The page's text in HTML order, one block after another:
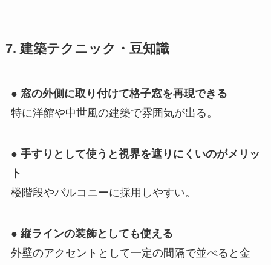
7. 建築テクニック・豆知識
● 窓の外側に取り付けて格子窓を再現できる
特に洋館や中世風の建築で雰囲気が出る。
● 手すりとして使うと視界を遮りにくいのがメリッ
ト
楼階段やバルコニーに採用しやすい。
● 縦ラインの装飾としても使える
外壁のアクセントとして一定の間隔で並べると金